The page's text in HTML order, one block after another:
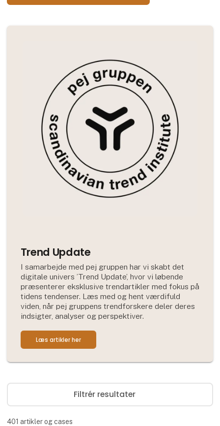
Trend Update
I samarbejde med pej gruppen har vi skabt det
digitale univers ’Trend Update’, hvor vi løbende
præsenterer eksklusive trendartikler med fokus på
tidens tendenser. Læs med og hent værdifuld
viden, når pej gruppens trendforskere deler deres
indsigter, analyser og perspektiver.
Læs artikler her
Filtrér resultater
401 artikler og cases